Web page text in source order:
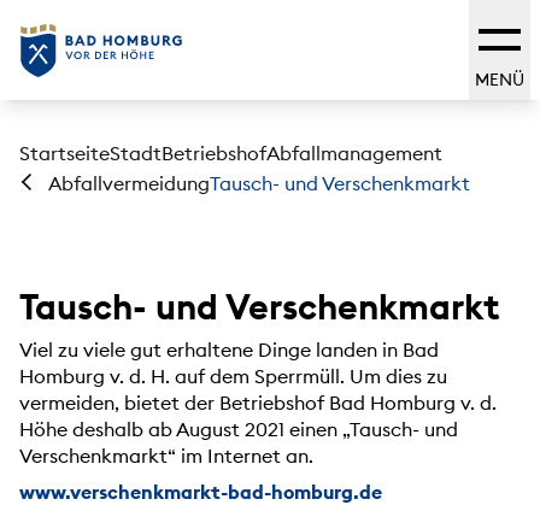
MENÜ
StartseiteStadtBetriebshofAbfallmanagement
AbfallvermeidungTausch- und Verschenkmarkt
Tausch- und Verschenkmarkt
Viel zu viele gut erhaltene Dinge landen in Bad
Homburg v. d. H. auf dem Sperrmüll. Um dies zu
vermeiden, bietet der Betriebshof Bad Homburg v. d.
Höhe deshalb ab August 2021 einen „Tausch- und
Verschenkmarkt“ im Internet an.
www.verschenkmarkt-bad-homburg.de